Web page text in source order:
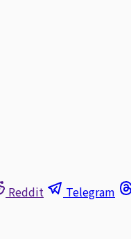
Reddit Telegram